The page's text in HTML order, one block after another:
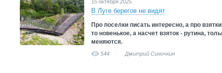
15 октября 2025
В Луге берегов не видят
Про поселки писать интересно, а про
то новенькое, а насчет взяток - рутина,
меняются.
544 Дмитрий Синочкин